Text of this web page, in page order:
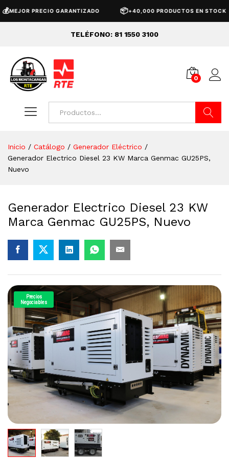
PRECIO GARANTIZADO +40,000 PRODUCTOS EN STOCK
TELÉFONO: 81 1550 3100
0
Inicio / Catálogo / Generador Eléctrico /
Generador Electrico Diesel 23 KW Marca Genmac GU25PS,
Nuevo
Generador Electrico Diesel 23 KW
Marca Genmac GU25PS, Nuevo
Precios
Negociables